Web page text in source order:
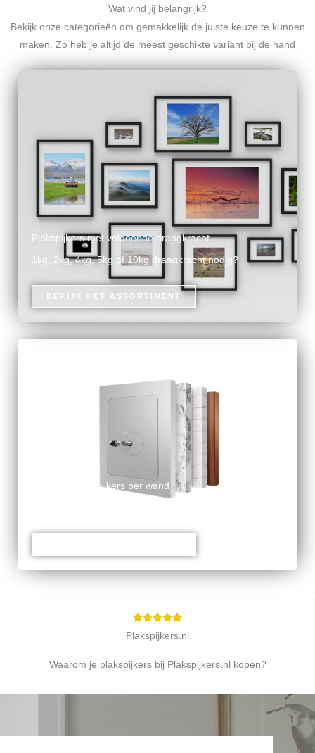
Wat vind jij belangrijk?
Bekijk onze categorieën om gemakkelijk de juiste keuze te kunnen
maken. Zo heb je altijd de meest geschikte variant bij de hand
Plakspijkers met voldoende draagkracht
1kg, 2kg, 4kg, 5kg of 10kg draagkracht nodig?
BEKIJK HET ASSORTIMENT
De juiste plakspijkers per wand
W
a
r
Plakspijkers.nl
Waarom je plakspijkers bij Plakspijkers.nl kopen?